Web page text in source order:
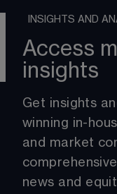
INSIGHTS AND
Access
insights
Get insights
winning in-
and market
news and